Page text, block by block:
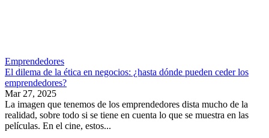
Emprendedores
El dilema de la ética en negocios: ¿hasta dónde pueden ceder los
emprendedores?
Mar 27, 2025
La imagen que tenemos de los emprendedores dista mucho de la
realidad, sobre todo si se tiene en cuenta lo que se muestra en las
películas. En el cine, estos...